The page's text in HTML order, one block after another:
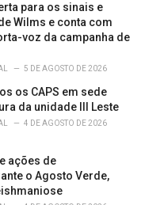
para os sinais e
Wilms e conta com
voz da campanha de
5 DE AGOSTO DE 2026
os CAPS em sede
da unidade III Leste
4 DE AGOSTO DE 2026
ações de
o Agosto Verde,